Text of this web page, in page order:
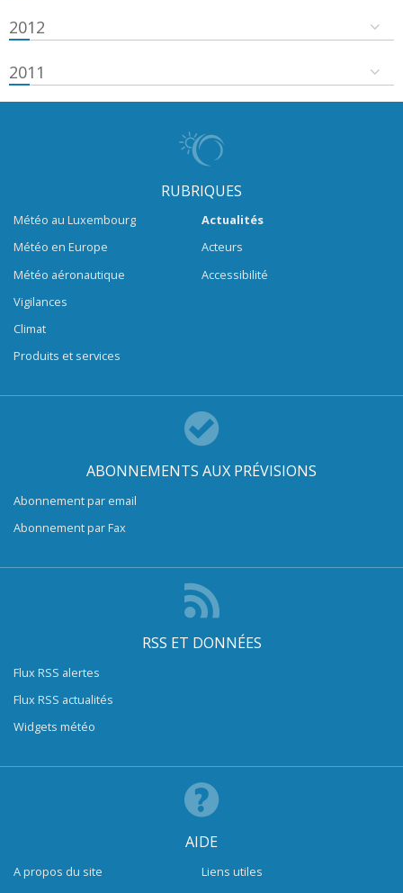
2012
2011
RUBRIQUES
Météo au Luxembourg
Météo en Europe
Météo aéronautique
Vigilances
Climat
Produits et services
Actualités
Acteurs
Accessibilité
ABONNEMENTS AUX PRÉVISIONS
Abonnement par email
Abonnement par Fax
RSS ET DONNÉES
Flux RSS alertes
Flux RSS actualités
Widgets météo
AIDE
A propos du site
Liens utiles